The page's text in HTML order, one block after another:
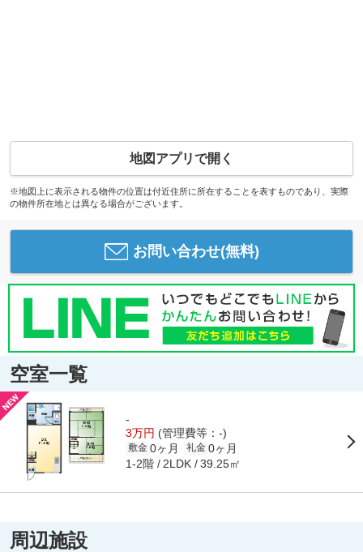
地図アプリで開く
※地図上に表示される物件の位置は付近住所に所在することを表すものであり、実際
の物件所在地とは異なる場合がございます。
お問い合わせ(無料)
空室一覧
-
3万円 (管理費等：-)
敷金 0ヶ月 礼金 0ヶ月
1-2階 2LDK 39.25㎡
周辺施設